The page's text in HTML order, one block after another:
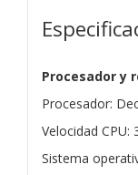
Procesador y
Procesador:
Velocidad CPU:
Sistema